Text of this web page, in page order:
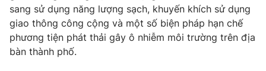
VTV Money VTV Thể thao
sang sử dụng năng lượng sạch, khuyến khích sử dụng
giao thông công cộng và một số biện pháp hạn chế
phương tiện phát thải gây ô nhiễm môi trường trên địa
bàn thành phố.